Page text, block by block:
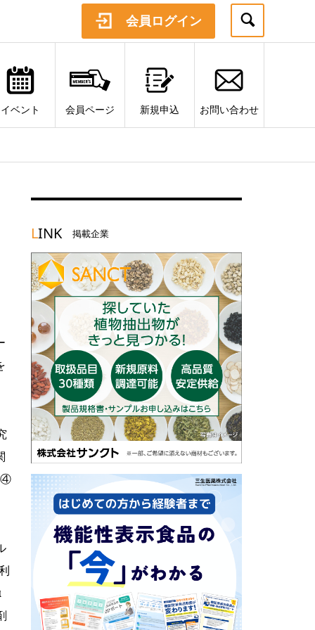
会員ログイン
イベント 会員ページ 新規申込 お問い合わせ
④
LINK 掲載企業